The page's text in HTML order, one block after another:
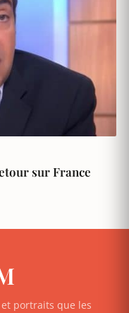
sur France
portraits que les